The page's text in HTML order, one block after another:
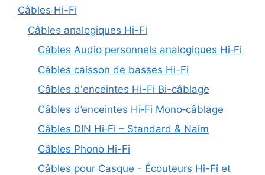
Câbles Hi-Fi
Câbles analogiques Hi-Fi
Câbles Audio personnels analogiques Hi‑Fi
Câbles caisson de basses Hi-Fi
Câbles d'enceintes Hi-Fi Bi-câblage
Câbles d’enceintes Hi‑Fi Mono‑câblage
Câbles DIN Hi‑Fi – Standard & Naim
Câbles Phono Hi-Fi
Câbles pour Casque - Écouteurs Hi-Fi et